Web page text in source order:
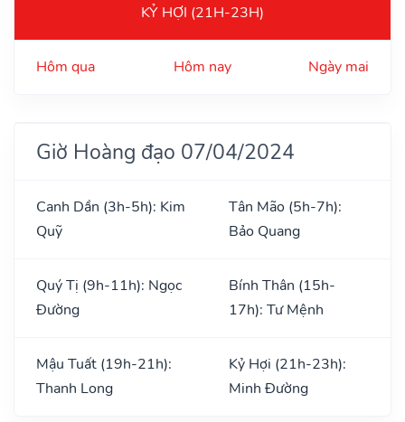
KỶ HỢI (21H-23H)
Hôm qua Hôm nay Ngày mai
Giờ Hoàng đạo 07/04/2024
Canh Dần (3h-5h): Kim
Quỹ
Tân Mão (5h-7h):
Bảo Quang
Quý Tị (9h-11h): Ngọc
Đường
Bính Thân (15h-
17h): Tư Mệnh
Mậu Tuất (19h-21h):
Thanh Long
Kỷ Hợi (21h-23h):
Minh Đường